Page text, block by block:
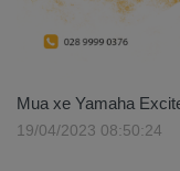
Mua xe Yamaha
19/04/2023 08:50:24